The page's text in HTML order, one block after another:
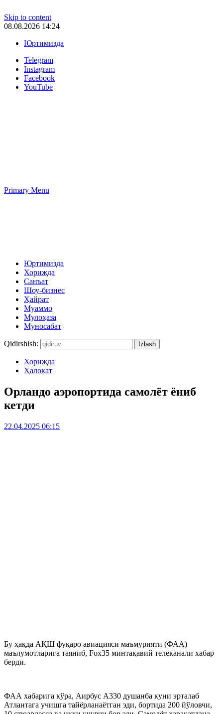
Skip to content
08.08.2026 14:24
Юртимизда
Telegram
Instagram
Facebook
YouTube
Primary Menu
Юртимизда
Хорижда
Санъат
Шоу-бизнес
Ҳайрат
Муаммо
Мулоҳаза
Муносабат
Qidirshish:
Хорижда
Ҳалокат
Орландо аэропортида самолёт ёниб
кетди
22.04.2025 06:15
Бу ҳақда АҚШ фуқаро авиацияси маъмурияти (ФАА)
маълумотларига таяниб, Fox35 минтақавий телеканали хабар
берди.
ФАА хабарига кўра, Аирбус А330 душанба куни эрталаб
Атлантага учишга тайёрланаётган эди, бортида 200 йўловчи,